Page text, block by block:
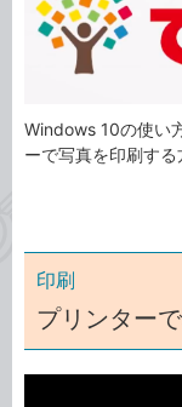
Windows 10の使い
ーで写真を印刷する
印刷
プリンター